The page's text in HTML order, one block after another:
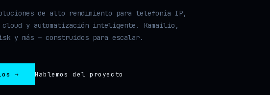
de alto rendimiento para telefonía IP,
y automatización inteligente. Kamailio,
y más — construidos para escalar.
→ Hablemos del proyecto